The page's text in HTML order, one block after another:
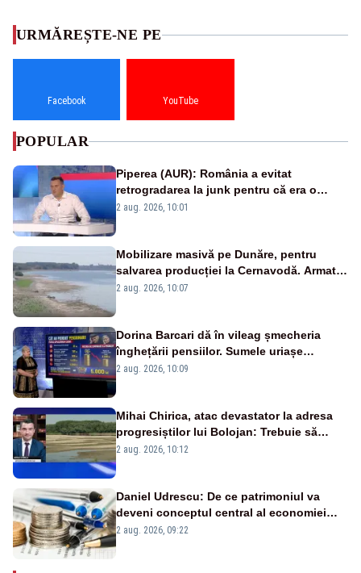
URMĂREȘTE-NE PE
Facebook YouTube
POPULAR
Piperea (AUR): România a evitat
retrogradarea la junk pentru că era o
catastrofă pentru bănci și fondurile de
2 aug. 2026, 10:01
Mobilizare masivă pe Dunăre, pentru
salvarea producției la Cernavodă. Armata
va detona o stâncă și va devia apa
2 aug. 2026, 10:07
Dorina Barcari dă în vileag șmecheria
înghețării pensiilor. Sumele uriașe
pierdute de fiecare român
2 aug. 2026, 10:09
Mihai Chirica, atac devastator la adresa
progresiștilor lui Bolojan: Trebuie să
protejăm și natura, dar nu șținem omaneii
2 aug. 2026, 10:12
Daniel Udrescu: De ce patrimoniul va
deveni conceptul central al economiei
viitoare?
2 aug. 2026, 09:22